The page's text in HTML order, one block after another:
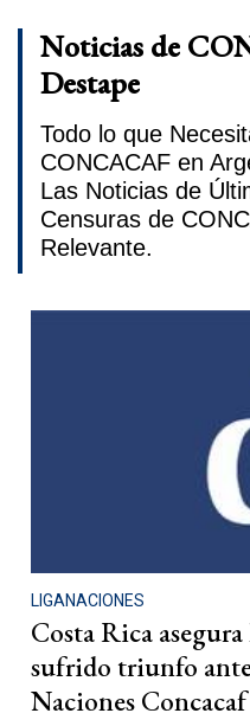
Noticias de
Destape
Todo lo que
CONCACAF en
Las Noticias de
Censuras de
Relevante.
LIGANACIONES
Costa Rica
sufrido triunfo
Naciones Concacaf